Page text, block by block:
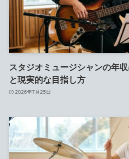
スタジオミュージシャンの年
と現実的な目指し方
2026年7月25日